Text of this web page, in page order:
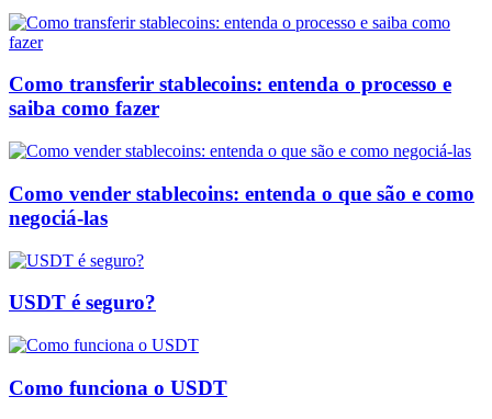
Como transferir stablecoins: entenda o processo e
saiba como fazer
Como vender stablecoins: entenda o que são e como
negociá-las
USDT é seguro?
Como funciona o USDT